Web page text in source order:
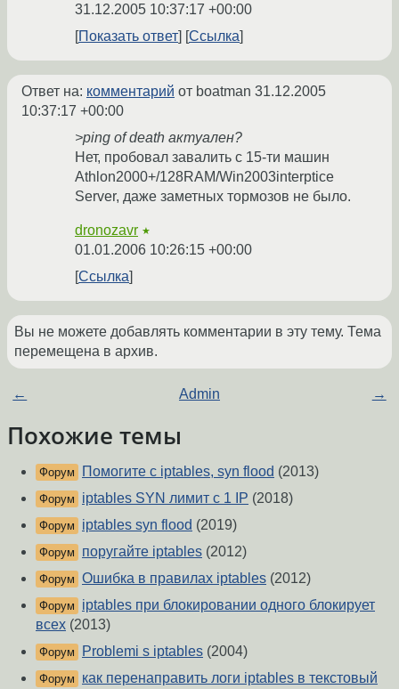
31.12.2005 10:37:17 +00:00
Показать ответ
Ссылка
Ответ на: комментарий от boatman 31.12.2005
10:37:17 +00:00
>ping of death актуален?
Нет, пробовал завалить с 15-ти машин
Athlon2000+/128RAM/Win2003interptice
Server, даже заметных тормозов не было.
dronozavr ★
01.01.2006 10:26:15 +00:00
Ссылка
Вы не можете добавлять комментарии в эту тему. Тема
перемещена в архив.
← Admin →
Похожие темы
Форум Помогите с iptables, syn flood (2013)
Форум iptables SYN лимит с 1 IP (2018)
Форум iptables syn flood (2019)
Форум поругайте iptables (2012)
Форум Ошибка в правилах iptables (2012)
Форум
iptables при блокировании одного блокирует
всех (2013)
Форум Problemi s iptables (2004)
Форум как перенаправить логи iptables в текстовый